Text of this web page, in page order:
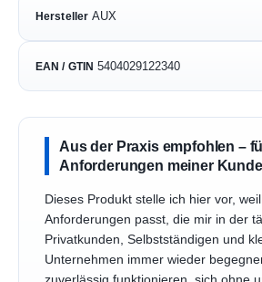
Hersteller AUX
EAN / GTIN 5404029122340
Aus der Praxis empfohlen –
Anforderungen meiner
Dieses Produkt stelle ich hier vor,
Anforderungen passt, die mir in der
Privatkunden, Selbstständigen und
Unternehmen immer wieder